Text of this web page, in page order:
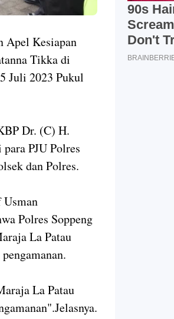
Apel Kesiapan
Tikka di
Juli 2023 Pukul
Dr. (C) H.
PJU Polres
dan Polres.
Polres Soppeng
La Patau
La Patau